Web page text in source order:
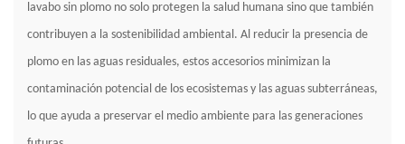
lavabo sin plomo no solo protegen la salud humana sino que también
contribuyen a la sostenibilidad ambiental. Al reducir la presencia de
plomo en las aguas residuales, estos accesorios minimizan la
contaminación potencial de los ecosistemas y las aguas subterráneas,
lo que ayuda a preservar el medio ambiente para las generaciones